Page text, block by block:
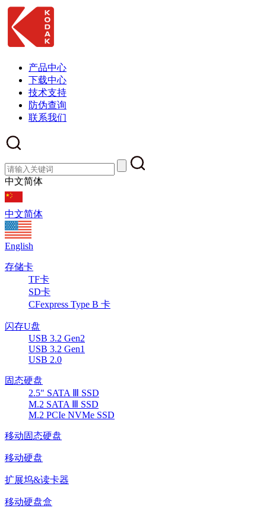
产品中心
下载中心
技术支持
防伪查询
联系我们
中文简体
中文简体
English
存储卡
TF卡
SD卡
CFexpress Type B 卡
闪存U盘
USB 3.2 Gen2
USB 3.2 Gen1
USB 2.0
固态硬盘
2.5" SATA Ⅲ SSD
M.2 SATA Ⅲ SSD
M.2 PCIe NVMe SSD
移动固态硬盘
移动硬盘
扩展坞&读卡器
移动硬盘盒